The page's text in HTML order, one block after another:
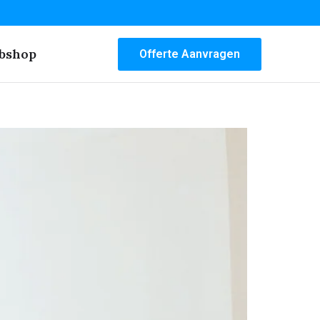
Offerte Aanvragen